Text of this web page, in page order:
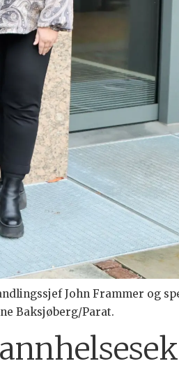
John Frammer og
Baksjøberg/Parat.